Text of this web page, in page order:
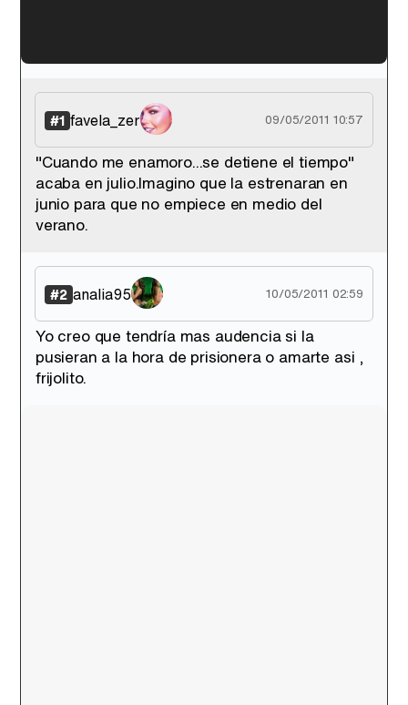
'120 Minutos' celebra sus 2.000 programas en Telemadrid con un vídeo del día a día en la redacción
Tráiler en catalán de 'Ravalear', la nueva serie de HBO Max sobre los fondos buitre
#1 favela_zer 09/05/2011 10:57
"Cuando me enamoro...se detiene el tiempo"
acaba en julio.Imagino que la estrenaran en
junio para que no empiece en medio del
verano.
#2 analia95 10/05/2011 02:59
Yo creo que tendría mas audencia si la
pusieran a la hora de prisionera o amarte asi ,
frijolito.